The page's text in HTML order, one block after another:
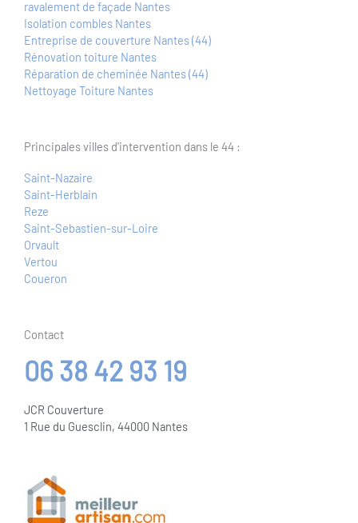
Entreprise de couverture Nantes (44)
Rénovation toiture Nantes
Réparation de cheminée Nantes (44)
Nettoyage Toiture Nantes
Saint-Nazaire
Saint-Herblain
Reze
Saint-Sebastien-sur-Loire
Orvault
Vertou
Coueron
06 38 42 93 19
1 Rue du Guesclin, 44000 Nantes